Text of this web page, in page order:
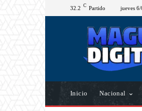
32.2 C Partido jueves
Inicio Nacional